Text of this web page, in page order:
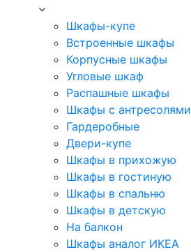
Шкафы-купе
Встроенные шкафы
Корпусные шкафы
Угловые шкаф
Распашные шкафы
Шкафы с антресолями
Гардеробные
Двери-купе
Шкафы в прихожую
Шкафы в гостиную
Шкафы в спальню
Шкафы в детскую
На балкон
Шкафы аналог ИКЕА